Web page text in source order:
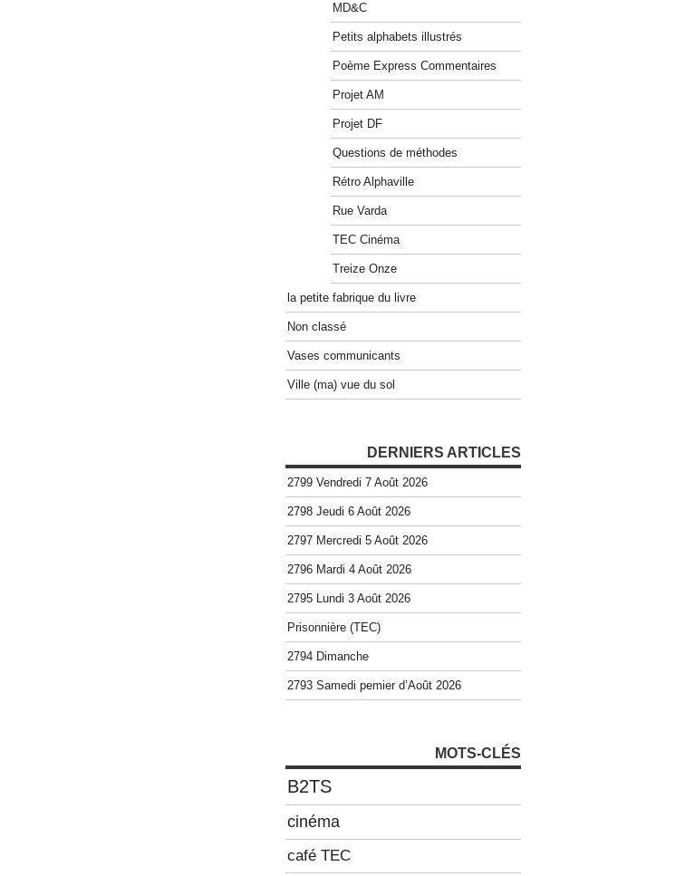
MD&C
Petits alphabets illustrés
Poème Express Commentaires
Projet AM
Projet DF
Questions de méthodes
Rétro Alphaville
Rue Varda
TEC Cinéma
Treize Onze
la petite fabrique du livre
Non classé
Vases communicants
Ville (ma) vue du sol
DERNIERS ARTICLES
2799 Vendredi 7 Août 2026
2798 Jeudi 6 Août 2026
2797 Mercredi 5 Août 2026
2796 Mardi 4 Août 2026
2795 Lundi 3 Août 2026
Prisonnière (TEC)
2794 Dimanche
2793 Samedi pemier d’Août 2026
MOTS-CLÉS
B2TS
cinéma
café TEC